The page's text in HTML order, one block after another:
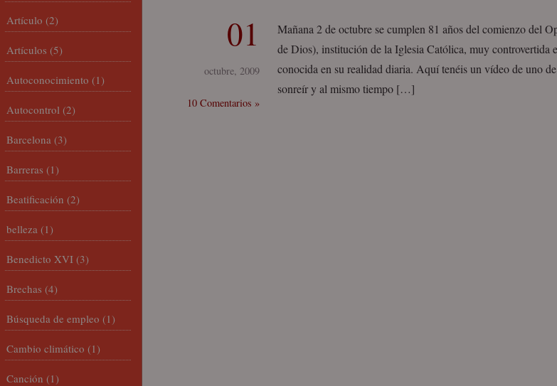
01
octubre, 2009
10 Comentarios »
Mañana 2 de octubre se cumplen 81 años del comienzo del
de Dios), institución de la Iglesia Católica, muy controvertida
conocida en su realidad diaria. Aquí tenéis un vídeo de uno
sonreír y al mismo tiempo […]
Artículo (2)
Artículos (5)
Autoconocimiento (1)
Autocontrol (2)
Barcelona (3)
Barreras (1)
Beatificación (2)
belleza (1)
Benedicto XVI (3)
Brechas (4)
Búsqueda de empleo (1)
Cambio climático (1)
Canción (1)